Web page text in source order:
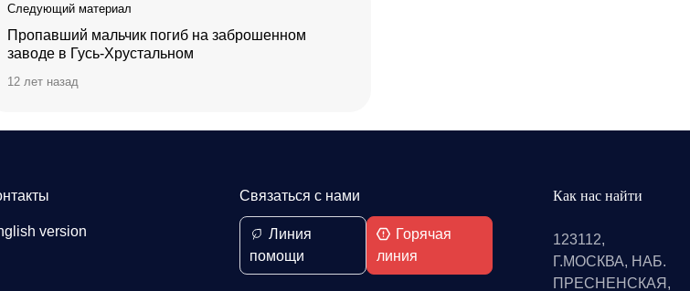
Следующий материал
Пропавший мальчик погиб на заброшенном
заводе в Гусь-Хрустальном
12 лет назад
version
Связаться с нами
Линия
помощи
Горячая
линия
Как нас найти
123112,
Г.МОСКВА, НАБ.
ПРЕСНЕНСКАЯ,